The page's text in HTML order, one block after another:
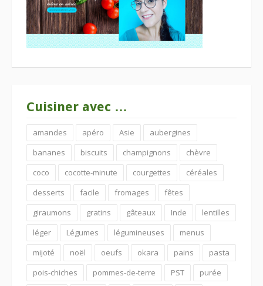
Cuisiner avec …
amandes apéro Asie
aubergines
bananes
biscuits champignons
chèvre
coco
cocotte-minute courgettes
céréales
desserts
facile fromages
fêtes
giraumons
gratins gâteaux Inde
lentilles
léger
Légumes légumineuses
menus
mijoté
noël oeufs okara pains
pasta
pois-chiches
pommes-de-terre PST
purée